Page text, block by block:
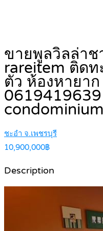
ขายพูลวิลล่าช
rareitem ติดท
ตัว ห้องหายา
0619419639
condominium
ชะอำ จ.เพชรบุรี
10,900,000฿
Description